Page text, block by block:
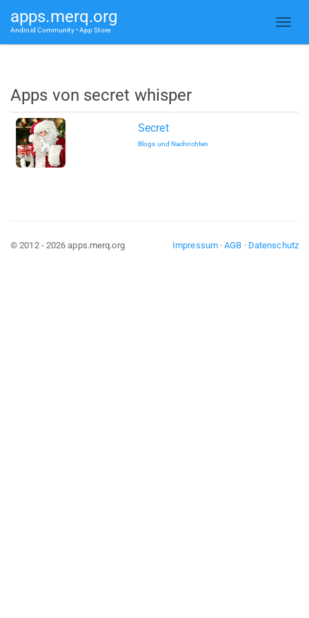
apps.merq.org
Android Community • App Store
Apps von secret whisper
Secret
Blogs und Nachrichten
Impressum·AGB · Datenschutz
© 2012 - 2026 apps.merq.org